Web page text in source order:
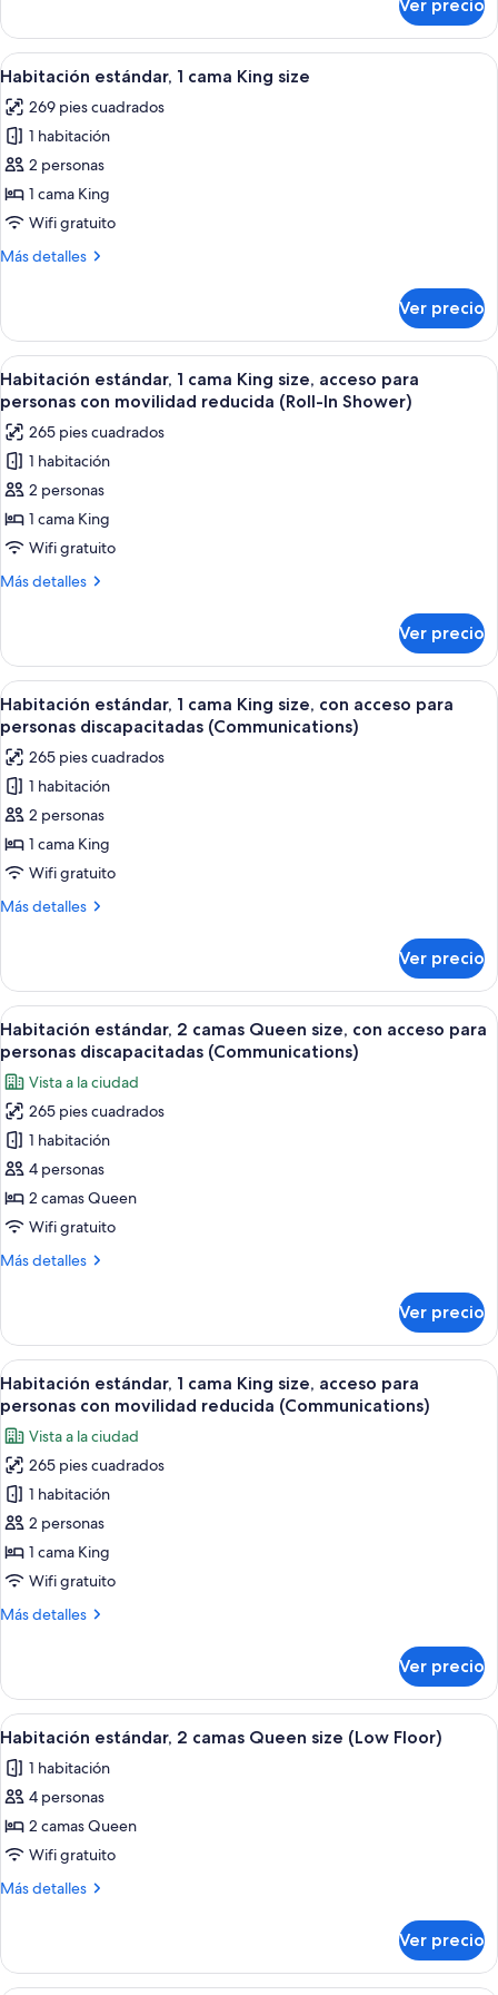
estándar
Ver precio
Abrir
todas
las
fotos
de
Habitación
estándar,
cama
Edredón, caja de seguridad en la
5
Habitación estándar, 1 cama King size
269 pies cuadrados
1 habitación
2 personas
1 cama King
Wifi gratuito
Más detalles
Más
estándar,
cama
King
size
Ver precio
Abrir
todas
las
fotos
de
Habitación
estándar,
1
cama
acceso
para
personas
con
movilidad
reducida
(Roll-
In
Shower)
5
Habitación estándar, 1 cama King size, acceso para
personas con movilidad reducida (Roll-In Shower)
265 pies cuadrados
1 habitación
2 personas
1 cama King
Wifi gratuito
Más detalles
Más
estándar,
cama
King
size,
acceso
para
personas
con
movilidad
(Roll-
In
Ver precio
Abrir
todas
las
fotos
de
Habitación
estándar,
1
cama
con
acceso
para
personas
discapacitadas
(Communications)
5
Habitación estándar, 1 cama King size, con acceso para
personas discapacitadas (Communications)
265 pies cuadrados
1 habitación
2 personas
1 cama King
Wifi gratuito
Más detalles
Más
estándar,
cama
King
size,
con
acceso
para
personas
discapacitadas
Ver precio
Abrir
todas
las
fotos
de
Habitación
estándar,
2
camas
size,
para
personas
discapacitadas
(Communications)
Habitación de hotel con dos camas,
6
Habitación estándar, 2 camas Queen size, con acceso para
personas discapacitadas (Communications)
Vista a la ciudad
265 pies cuadrados
1 habitación
4 personas
2 camas Queen
Wifi gratuito
Más detalles
Más
estándar,
camas
Queen
size,
con
acceso
para
personas
discapacitadas
Ver precio
Abrir
todas
las
fotos
de
Habitación
estándar,
1
cama
size,
personas
con
movilidad
reducida
(Communications)
7
Habitación estándar, 1 cama King size, acceso para
personas con movilidad reducida (Communications)
Vista a la ciudad
265 pies cuadrados
1 habitación
2 personas
1 cama King
Wifi gratuito
Más detalles
Más
estándar,
cama
size,
acceso
personas
con
reducida
Ver precio
Abrir
todas
las
fotos
de
Habitación
estándar,
Queen
size
Habitación de hotel con dos camas,
5
Habitación estándar, 2 camas Queen size (Low Floor)
1 habitación
4 personas
2 camas Queen
Wifi gratuito
Más detalles
Más
estándar,
Ver precio